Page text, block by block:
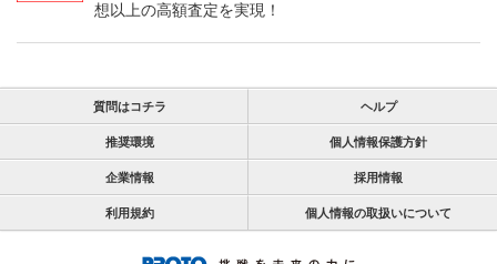
想以上の高額査定を実現！
質問はコチラ ヘルプ
推奨環境 個人情報保護方針
企業情報 採用情報
利用規約 個人情報の取扱いについて